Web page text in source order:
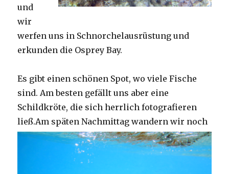
und
wir
werfen uns in Schnorchelausrüstung und
erkunden die Osprey Bay.
Es gibt einen schönen Spot, wo viele Fische
sind. Am besten gefällt uns aber eine
Schildkröte, die sich herrlich fotografieren
ließ.Am späten Nachmittag wandern wir noch